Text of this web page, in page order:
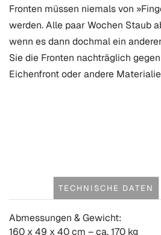
Fronten müssen niemals von
werden. Alle paar Wochen Staub
wenn es dann dochmal ein
Sie die Fronten nachträglich
Eichenfront oder andere
TECHNISCHE DATEN
Abmessungen & Gewicht:
160 x 49 x 40 cm – ca. 170 kg